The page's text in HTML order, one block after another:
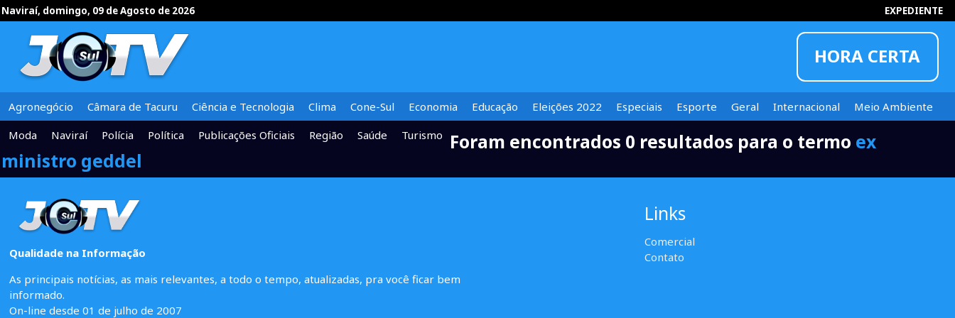
Naviraí, domingo, 09 de Agosto de 2026 EXPEDIENTE
HORA CERTA
INFORMOU
Agronegócio Câmara de Tacuru Ciência e Tecnologia Clima Cone-Sul Economia Educação Eleições 2022 Especiais Esporte Geral Internacional
Meio Ambiente
Moda
Naviraí Polícia Política Publicações Oficiais Região Saúde Turismo Foram encontrados 0 resultados para o termo ex
ministro geddel
Qualidade na Informação
As principais notícias, as mais relevantes, a todo o tempo, atualizadas, pra você ficar bem
informado.
On-line desde 01 de julho de 2007
Links
Comercial
Contato